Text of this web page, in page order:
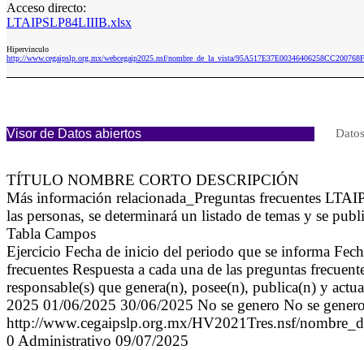
Acceso directo:
LTAIPSLP84LIIIB.xlsx
Hipervinculo
http://www.cegaipslp.org.mx/webcegaip2025.nsf/nombre_de_la_vista/
Visor de Datos abiertos
TÍTULO NOMBRE CORTO DESCRIPCIÓN
Más información relacionada_Preguntas frecuentes
las personas, se determinará un listado de temas y se
Tabla Campos
Ejercicio Fecha de inicio del periodo que se informa
frecuentes Respuesta a cada una de las preguntas
responsable(s) que genera(n), posee(n), publica(n) y
2025 01/06/2025 30/06/2025 No se genero No se
http://www.cegaipslp.org.mx/HV2021Tres.nsf/
0 Administrativo 09/07/2025